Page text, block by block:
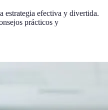
estrategia efectiva y divertida.
prácticos y